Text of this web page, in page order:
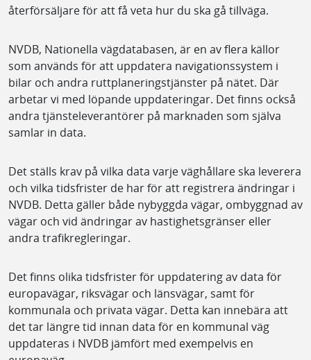
återförsäljare för att få veta hur du ska gå tillväga.
NVDB, Nationella vägdatabasen, är en av flera källor
som används för att uppdatera navigationssystem i
bilar och andra ruttplaneringstjänster på nätet. Där
arbetar vi med löpande uppdateringar. Det finns också
andra tjänsteleverantörer på marknaden som själva
samlar in data.
Det ställs krav på vilka data varje väghållare ska leverera
och vilka tidsfrister de har för att registrera ändringar i
NVDB. Detta gäller både nybyggda vägar, ombyggnad av
vägar och vid ändringar av hastighetsgränser eller
andra trafikregleringar.
Det finns olika tidsfrister för uppdatering av data för
europavägar, riksvägar och länsvägar, samt för
kommunala och privata vägar. Detta kan innebära att
det tar längre tid innan data för en kommunal väg
uppdateras i NVDB jämfört med exempelvis en